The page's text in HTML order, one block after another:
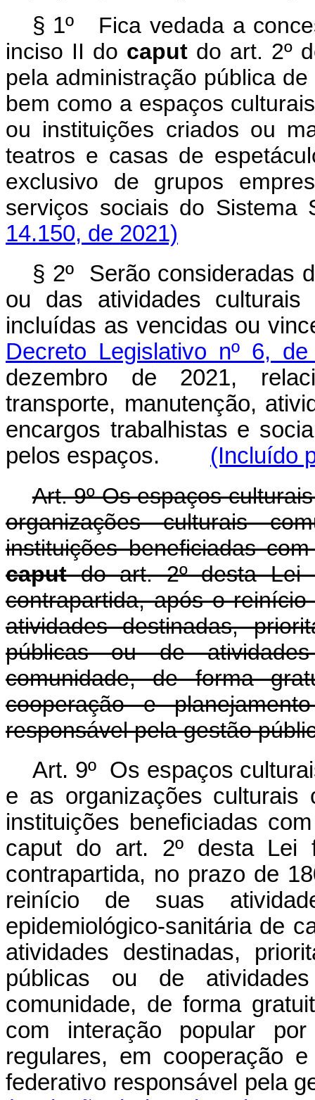
§ 1º Fica vedada a
inciso II do caput do art. 2º
pela administração pública
bem como a espaços
ou instituições criados ou
teatros e casas de
exclusivo de grupos
serviços sociais do
14.150, de 2021)
§ 2º Serão consideradas
ou das atividades
incluídas as vencidas ou
Decreto Legislativo nº 6,
dezembro de 2021,
transporte, manutenção,
encargos trabalhistas e
pelos espaços. (Incluído
Art. 9º Os espaços
organizações culturais
instituições beneficiadas
caputdo art. 2º desta Lei
contrapartida, após o
atividades destinadas,
públicas ou de
comunidade, de forma
cooperação e
responsável pela gestão
Art. 9º Os espaços
e as organizações culturais
instituições beneficiadas
caput do art. 2º desta Lei
contrapartida, no prazo de
reinício de suas
epidemiológico-sanitária de
atividades destinadas,
públicas ou de
comunidade, de forma
com interação popular
regulares, em cooperação
federativo responsável